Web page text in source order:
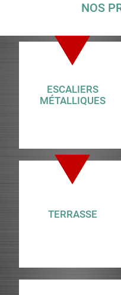
NOS
ESCALIERS
MÉTALLIQUES
TERRASSE